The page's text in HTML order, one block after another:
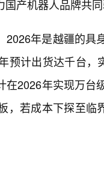
产机器人品牌共
2026年是越疆的
预计出货达千台
在2026年实现万
，若成本下探至